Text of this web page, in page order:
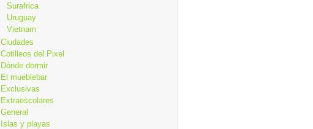
Surafrica
Uruguay
Vietnam
Ciudades
Cotilleos del Pixel
Dónde dormir
El mueblebar
Exclusivas
Extraescolares
General
Islas y playas